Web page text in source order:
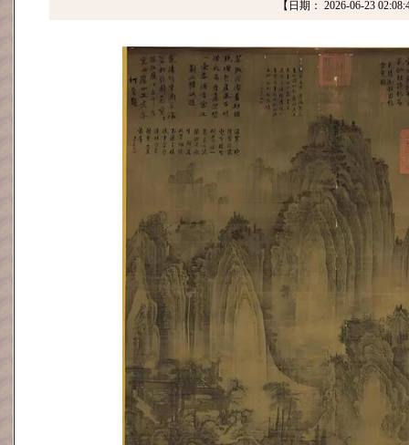
【日期： 2026-06-23